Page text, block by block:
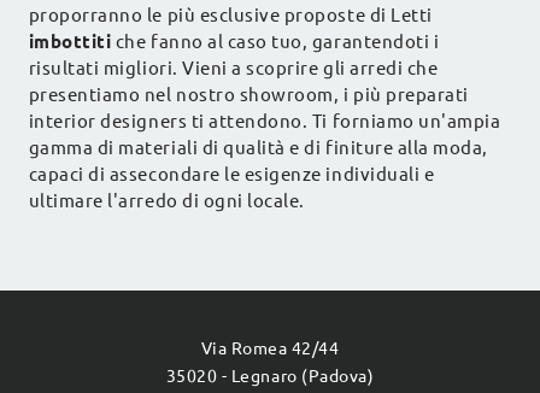
proporranno le più esclusive proposte di Letti
imbottiti che fanno al caso tuo, garantendoti i
risultati migliori. Vieni a scoprire gli arredi che
presentiamo nel nostro showroom, i più preparati
interior designers ti attendono. Ti forniamo un'ampia
gamma di materiali di qualità e di finiture alla moda,
capaci di assecondare le esigenze individuali e
ultimare l'arredo di ogni locale.
Via Romea 42/44
35020 - Legnaro (Padova)